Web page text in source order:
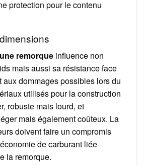
protection pour le contenu
remorque influence non
mais aussi sa résistance face
aux dommages possibles lors du
utilisés pour la construction
robuste mais lourd, et
mais également coûteux. La
doivent faire un compromis
de carburant liée
la remorque.